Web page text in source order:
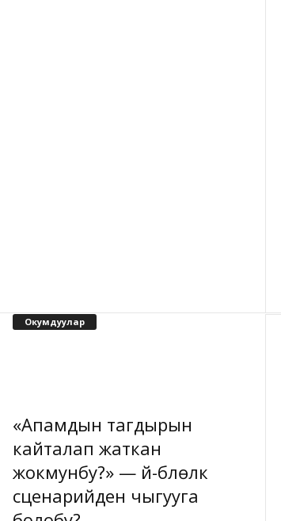
Окумдуулар
«Апамдын тагдырын
кайталап жаткан
жокмунбу?» — үй-бүлөлүк
сценарийден чыгууга